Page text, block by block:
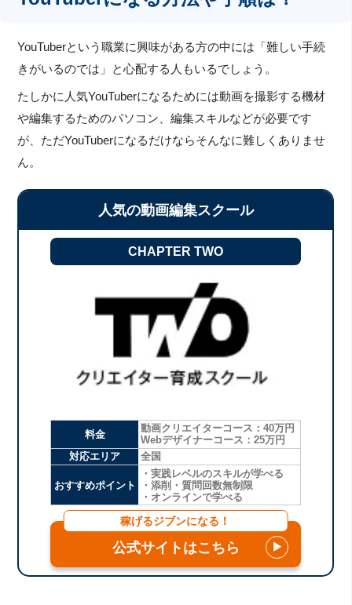
YouTuberという職業に興味がある方の中には「難しい手続
きがいるのでは」と心配する人もいるでしょう。
たしかに人気YouTuberになるためには動画を撮影する機材
や編集するためのパソコン、編集スキルなどが必要です
が、ただYouTuberになるだけならそんなに難しくありませ
ん。
人気の動画編集スクール
CHAPTER TWO
料金
動画クリエイターコース：40万円
Webデザイナーコース：25万円
対応エリア
全国
おすすめポイント
・実践レベルのスキルが学べる
・添削・質問回数無制限
・オンラインで学べる
稼げるジブンになる！
公式サイトはこちら ▶